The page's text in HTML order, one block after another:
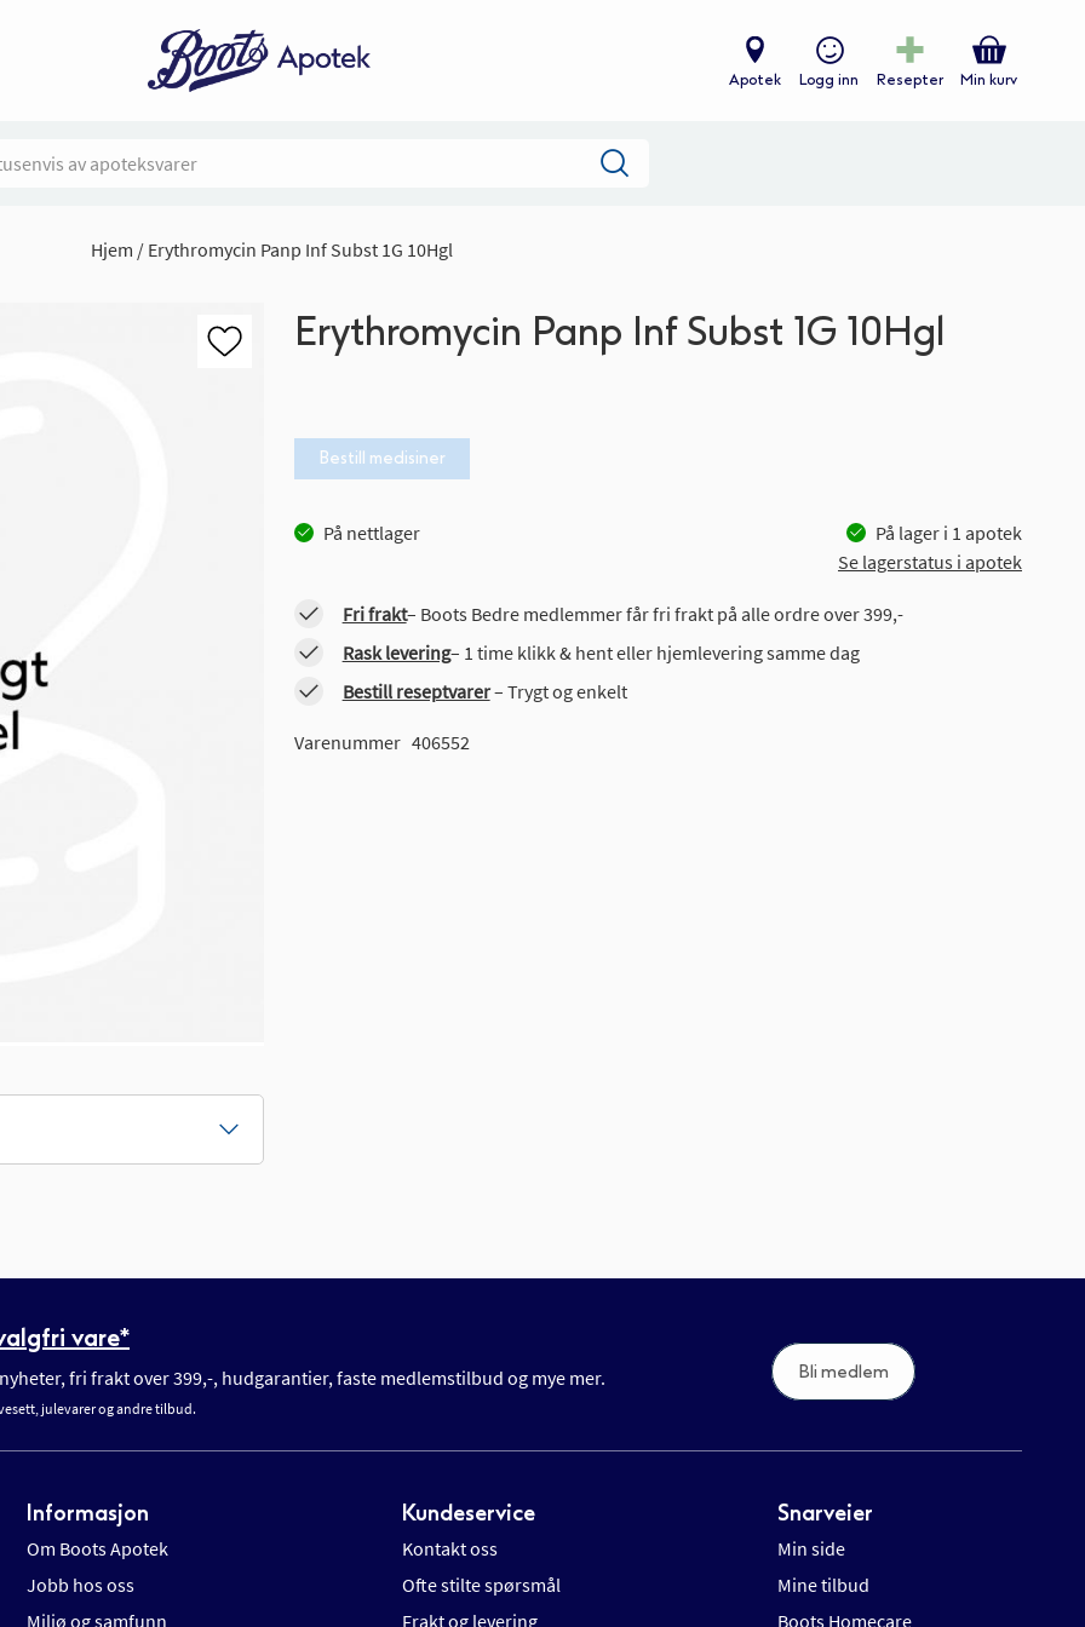
Apotek Logg inn Resepter Min kurv
Hjem Erythromycin Panp Inf Subst 1G 10Hgl
Erythromycin Panp Inf Subst 1G 10Hgl
Bestill medisiner
På nettlager På lager i 1 apotek
Se lagerstatus i apotek
Fri frakt– Boots Bedre medlemmer får fri frakt på alle ordre over 399,-
Rask levering– 1 time klikk & hent eller hjemlevering samme dag
Bestill reseptvarer– Trygt og enkelt
Varenummer 406552
vare*
fri frakt over 399,-, hudgarantier, faste medlemstilbud og mye mer.
julevarer og andre tilbud.
Bli medlem
Informasjon
Om Boots Apotek
Jobb hos oss
Miljø og samfunn
Kundeservice
Kontakt oss
Ofte stilte spørsmål
Frakt og levering
Snarveier
Min side
Mine tilbud
Boots Homecare